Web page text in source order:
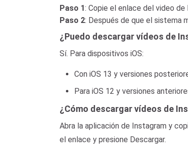
Paso 1: Copie el enlace del video
Paso 2: Después de que el sistema
¿Puedo descargar vídeos de
Sí. Para dispositivos iOS:
Con iOS 13 y versiones
Para iOS 12 y versiones
¿Cómo descargar vídeos de
Abra la aplicación de Instagram y
el enlace y presione Descargar.